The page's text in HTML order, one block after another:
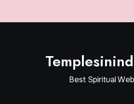
Best Spiritual